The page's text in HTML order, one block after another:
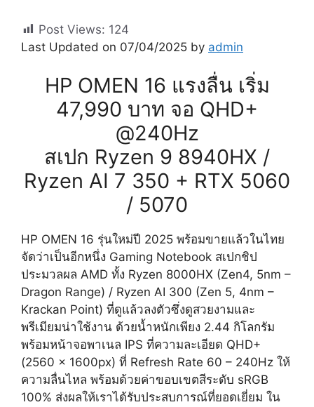
Post Views: 124
Last Updated on 07/04/2025 by admin
HP OMEN 16 แรงลื่น เริ่ม
47,990 บาท จอ QHD+
@240Hz
สเปก Ryzen 9 8940HX /
Ryzen AI 7 350 + RTX 5060
/ 5070
HP OMEN 16 รุ่นใหม่ปี 2025 พร้อมขายแล้วในไทย
จัดว่าเป็นอีกหนึ่ง Gaming Notebook สเปกชิป
ประมวลผล AMD ทั้ง Ryzen 8000HX (Zen4, 5nm –
Dragon Range) / Ryzen AI 300 (Zen 5, 4nm –
Krackan Point) ที่ดูแล้วลงตัวซึ่งดูสวยงามและ
พรีเมียมน่าใช้งาน ด้วยน้ำหนักเพียง 2.44 กิโลกรัม
พร้อมหน้าจอพาเนล IPS ที่ความละเอียด QHD+
(2560 x 1600px) ที่ Refresh Rate 60 – 240Hz ให้
ความลื่นไหล พร้อมด้วยค่าขอบเขตสีระดับ sRGB
100% ส่งผลให้เราได้รับประสบการณ์ที่ยอดเยี่ยม ใน